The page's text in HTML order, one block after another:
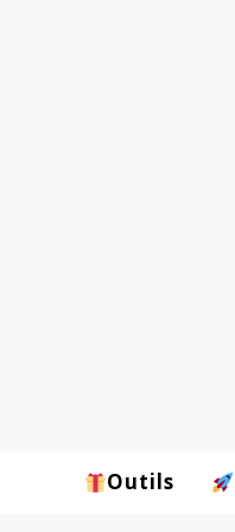
Outils